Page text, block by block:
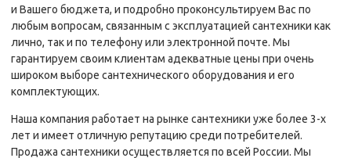
и Вашего бюджета, и подробно проконсультируем Вас по
любым вопросам, связанным с эксплуатацией сантехники как
лично, так и по телефону или электронной почте. Мы
гарантируем своим клиентам адекватные цены при очень
широком выборе сантехнического оборудования и его
комплектующих.
Наша компания работает на рынке сантехники уже более 3-х
лет и имеет отличную репутацию среди потребителей.
Продажа сантехники осуществляется по всей России. Мы